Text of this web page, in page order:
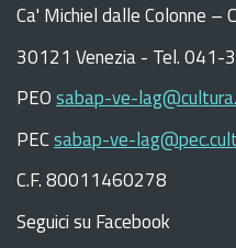
Ca' Michiel dalle Colonne –
30121 Venezia - Tel. 041-
PEOsabap-ve-
PECsabap-ve-
C.F. 80011460278
Seguici su Facebook